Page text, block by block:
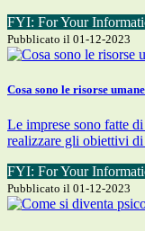
FYI: For Your
Pubblicato il 01-12-2023
Cosa sono le risorse
Le imprese sono fatte
realizzare gli obiettivi
FYI: For Your
Pubblicato il 01-12-2023